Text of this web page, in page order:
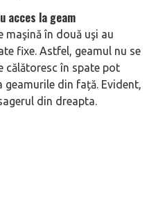
acces la geam
în două uşi au
fixe. Astfel, geamul nu se
călătoresc în spate pot
din față. Evident,
din dreapta.